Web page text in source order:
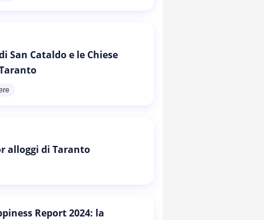
San Cataldo e le Chiese
alloggi di Taranto
Report 2024: la